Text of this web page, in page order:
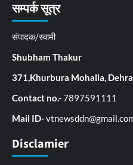
सम्पर्क सूत्र
संपादक/स्वामी
Shubham Thakur
371,Khurbura Mohalla,
Contact no.-7897591111
Mail ID-
Disclamier